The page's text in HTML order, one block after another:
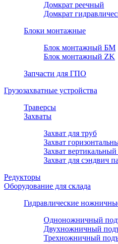
Домкрат реечный
Домкрат
Блоки монтажные
Блок монтажный БМ
Блок монтажный ZK
Запчасти для ГПО
Грузозахватные устройства
Траверсы
Захваты
Захват для труб
Захват
Захват
Захват для сэндвич
Редукторы
Оборудование для склада
Гидравлические
Одноножничный
Двухножничный
Трехножничный